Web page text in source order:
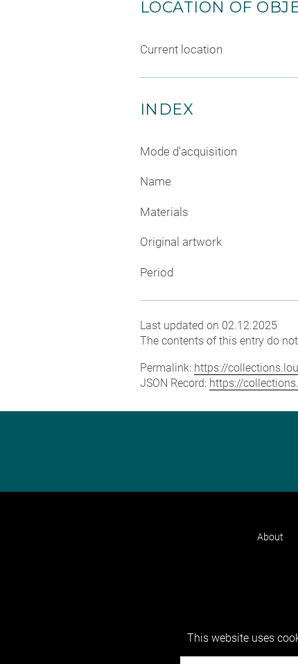
LOCATION OF
Current location
INDEX
Mode d'acquisition
Name
Materials
Original artwork
Period
Last updated on 02.12.2025
The contents of this entry do
Permalink: https://
JSON Record: https://
About
This website uses